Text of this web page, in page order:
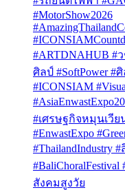
#MotorShow2026
#ARTDNAHUB #
ศิลป์ #SoftPower
#ICONSIAM
#เศรษฐกิจหมุนเวีย
#EnwastExpo
#ThailandIndustry
สังคมสูงวัย